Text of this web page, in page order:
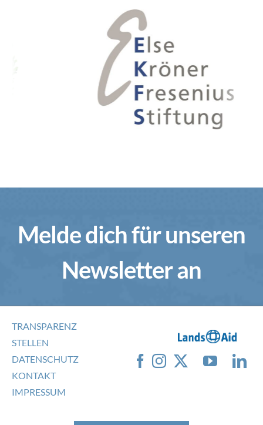
Melde dich für unseren
Newsletter an
TRANSPARENZ
STELLEN
DATENSCHUTZ
KONTAKT
IMPRESSUM